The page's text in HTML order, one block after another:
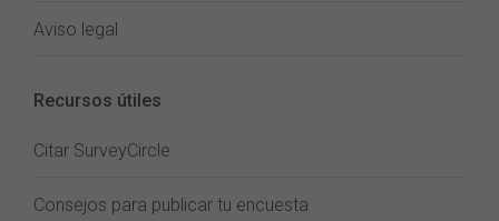
Aviso legal
Recursos útiles
Citar SurveyCircle
Consejos para publicar tu encuesta